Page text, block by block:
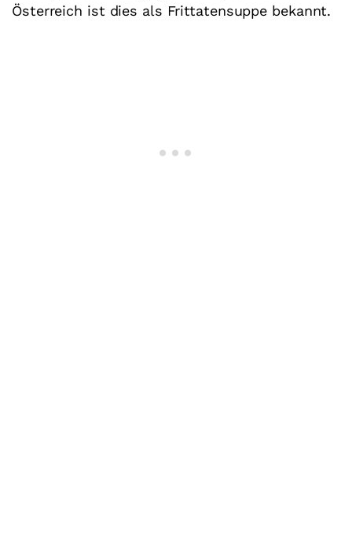
Österreich ist dies als Frittatensuppe bekannt.